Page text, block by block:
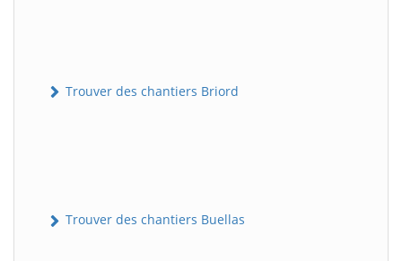
Trouver des chantiers Briord
Trouver des chantiers Buellas